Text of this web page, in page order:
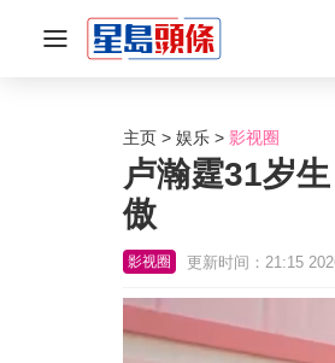
主页 娱乐 影视圈
卢瀚霆31岁
傲
影视圈 更新时间：21:15